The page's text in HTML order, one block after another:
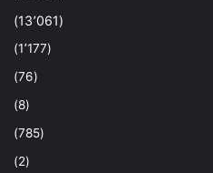
(13٬061)
(1٬177)
(76)
(8)
(785)
(2)